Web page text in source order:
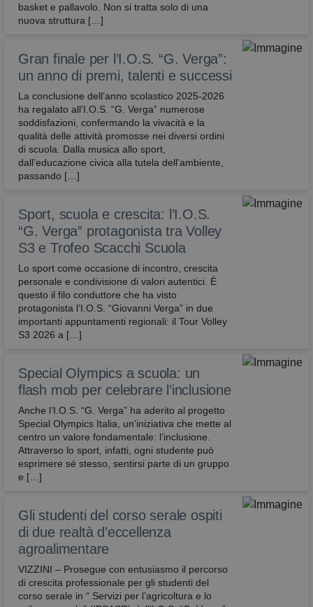
basket e pallavolo. ​Non si tratta solo di una
nuova struttura […]
Gran finale per l’I.O.S. “G. Verga”:
un anno di premi, talenti e successi
La conclusione dell’anno scolastico 2025-2026
ha regalato all’I.O.S. “G. Verga” numerose
soddisfazioni, confermando la vivacità e la
qualità delle attività promosse nei diversi ordini
di scuola. Dalla musica allo sport,
dall’educazione civica alla tutela dell’ambiente,
passando […]
Sport, scuola e crescita: l’I.O.S.
“G. Verga” protagonista tra Volley
S3 e Trofeo Scacchi Scuola
Lo sport come occasione di incontro, crescita
personale e condivisione di valori autentici. È
questo il filo conduttore che ha visto
protagonista l’I.O.S. “Giovanni Verga” in due
importanti appuntamenti regionali: il Tour Volley
S3 2026 a […]
Special Olympics a scuola: un
flash mob per celebrare l’inclusione
Anche l’I.O.S. “G. Verga” ha aderito al progetto
Special Olympics Italia, un’iniziativa che mette al
centro un valore fondamentale: l’inclusione.
Attraverso lo sport, infatti, ogni studente può
esprimere sé stesso, sentirsi parte di un gruppo
e […]
Gli studenti del corso serale ospiti
di due realtà d’eccellenza
agroalimentare
VIZZINI – Prosegue con entusiasmo il percorso
di crescita professionale per gli studenti del
corso serale in “ Servizi per l’agricoltura e lo